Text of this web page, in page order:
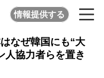
情報提供する
なぜ韓国にも“大
協力者らを置き